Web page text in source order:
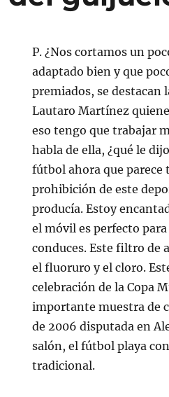
P. ¿Nos cortamos un
adaptado bien y que
premiados, se destacan
Lautaro Martínez
eso tengo que trabajar
habla de ella, ¿qué le
fútbol ahora que parece
prohibición de este
producía. Estoy
el móvil es perfecto
conduces. Este filtro de
el fluoruro y el cloro.
celebración de la Copa
importante muestra de
de 2006 disputada en
salón, el fútbol playa
tradicional.